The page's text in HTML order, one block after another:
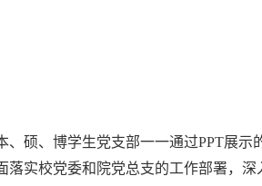
、硕、博学生党支部一一通过PPT展示
实校党委和院党总支的工作部署，